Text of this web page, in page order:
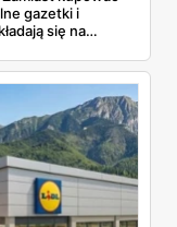
gazetki i
się na
w